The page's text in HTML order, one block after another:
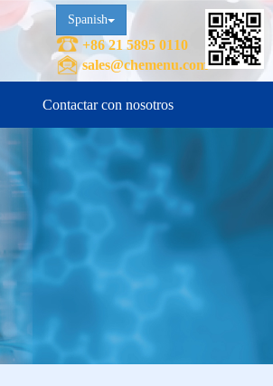
Spanish
+86 21 5895 0110
sales@chemenu.com
Contactar con nosotros